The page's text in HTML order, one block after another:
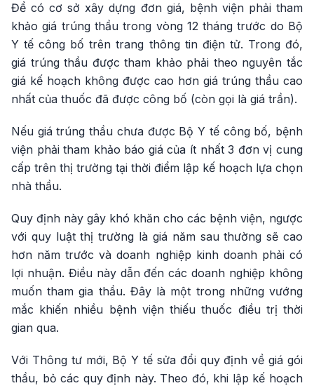
Để có cơ sở xây dựng đơn giá, bệnh viện phải tham
khảo giá trúng thầu trong vòng 12 tháng trước do Bộ
Y tế công bố trên trang thông tin điện tử. Trong đó,
giá trúng thầu được tham khảo phải theo nguyên tắc
giá kế hoạch không được cao hơn giá trúng thầu cao
nhất của thuốc đã được công bố (còn gọi là giá trần).
Nếu giá trúng thầu chưa được Bộ Y tế công bố, bệnh
viện phải tham khảo báo giá của ít nhất 3 đơn vị cung
cấp trên thị trường tại thời điểm lập kế hoạch lựa chọn
nhà thầu.
Quy định này gây khó khăn cho các bệnh viện, ngược
với quy luật thị trường là giá năm sau thường sẽ cao
hơn năm trước và doanh nghiệp kinh doanh phải có
lợi nhuận. Điều này dẫn đến các doanh nghiệp không
muốn tham gia thầu. Đây là một trong những vướng
mắc khiến nhiều bệnh viện thiếu thuốc điều trị thời
gian qua.
Với Thông tư mới, Bộ Y tế sửa đổi quy định về giá gói
thầu, bỏ các quy định này. Theo đó, khi lập kế hoạch